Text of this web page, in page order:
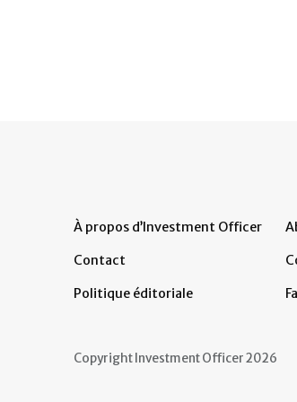
À propos d’Investment Officer
Contact
Politique éditoriale
Copyright Investment Officer 2026